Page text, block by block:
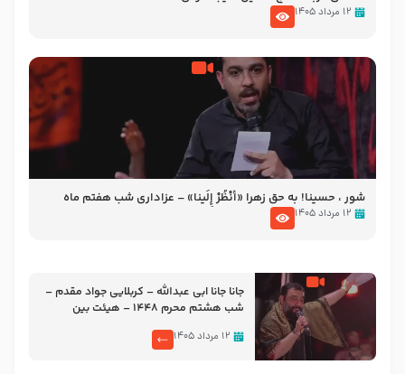
۱۲ مرداد ۱۴۰۵
شور ، حسینا! به‌ حق زهرا «أُنْظُرْ إِلَینا» – عزاداری شب هفتم ماه
محرّم 1405
۱۲ مرداد ۱۴۰۵
جانا جانا ابی عبدالله – کربلایی جواد مقدم –
شب هشتم محرم 1448 – هیئت بین
۱۲ مرداد ۱۴۰۵